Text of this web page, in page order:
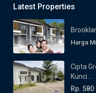
Latest Properties
Harga
Cipta
Kunci...
Rp. 580